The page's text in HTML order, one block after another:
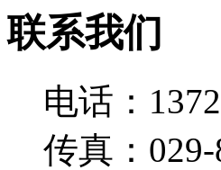
联系我们
电话：
传真：029-